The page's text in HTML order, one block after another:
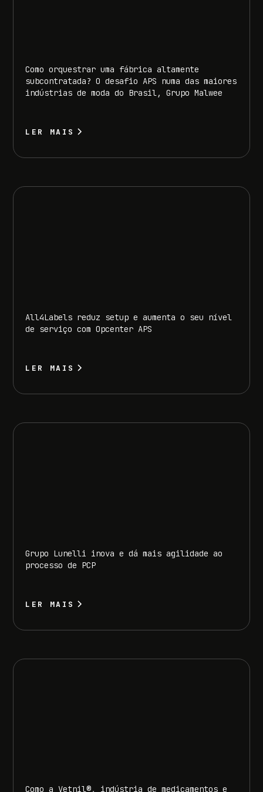
Como orquestrar uma fábrica altamente
subcontratada? O desafio APS numa das maiores
indústrias de moda do Brasil, Grupo Malwee
LER MAIS
All4Labels reduz setup e aumenta o seu nível
de serviço com Opcenter APS
LER MAIS
Grupo Lunelli inova e dá mais agilidade ao
processo de PCP
LER MAIS
Como a Vetnil®, indústria de medicamentos e